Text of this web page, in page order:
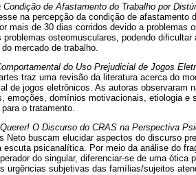
de Afastamento do Trabalho por
na percepção da condição de afastamento
mais de 30 dias corridos devido a problemas
osteomusculares, podendo
mercado de trabalho.
do Uso Prejudicial de Jogos
traz uma revisão da literatura acerca do
de jogos eletrônicos. As autoras observaram
emoções, domínios motivacionais, etiologia e
o tratamento.
O Discurso do CRAS na Perspectiva
Neto buscam elucidar aspectos do discurso
psicanalítica. Por meio da análise do
do singular, diferenciar-se de uma ótica
urgências subjetivas das famílias/sujeitos